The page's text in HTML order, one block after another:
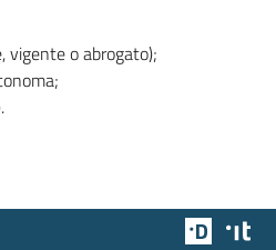
vigente o abrogato);
Team